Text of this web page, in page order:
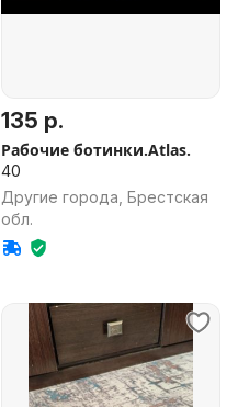
135 р.
Рабочие ботинки.Atlas.
40
Другие города, Брестская
обл.